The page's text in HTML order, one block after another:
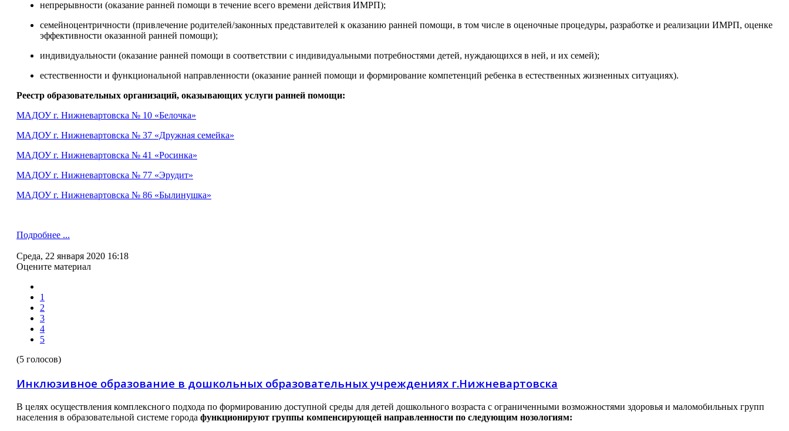
непрерывности (оказание ранней помощи в течение всего времени действия ИМРП);
семейноцентричности (привлечение родителей/законных представителей к оказанию ранней помощи, в том числе в оценочные процедуры, разработке и реализации ИМРП, оценке
эффективности оказанной ранней помощи);
индивидуальности (оказание ранней помощи в соответствии с индивидуальными потребностями детей, нуждающихся в ней, и их семей);
естественности и функциональной направленности (оказание ранней помощи и формирование компетенций ребенка в естественных жизненных ситуациях).
Реестр образовательных организаций, оказывающих услуги ранней помощи:
МАДОУ г. Нижневартовска № 10 «Белочка»
МАДОУ г. Нижневартовска № 37 «Дружная семейка»
МАДОУ г. Нижневартовска № 41 «Росинка»
МАДОУ г. Нижневартовска № 77 «Эрудит»
МАДОУ г. Нижневартовска № 86 «Былинушка»
Подробнее ...
Среда, 22 января 2020 16:18
Оцените материал
1
2
3
4
5
(5 голосов)
Инклюзивное образование в дошкольных образовательных учреждениях г.Нижневартовска
В целях осуществления комплексного подхода по формированию доступной среды для детей дошкольного возраста с ограниченными возможностями здоровья и маломобильных групп
населения в образовательной системе города функционируют группы компенсирующей направленности по следующим нозологиям: